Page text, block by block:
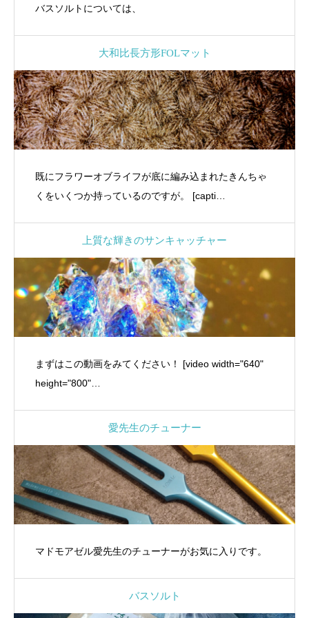
バスソルトについては、
大和比長方形FOLマット
既にフラワーオブライフが底に編み込まれたきんちゃ
くをいくつか持っているのですが。 [capti…
上質な輝きのサンキャッチャー
まずはこの動画をみてください！ [video width="640"
height="800"…
愛先生のチューナー
マドモアゼル愛先生のチューナーがお気に入りです。
バスソルト